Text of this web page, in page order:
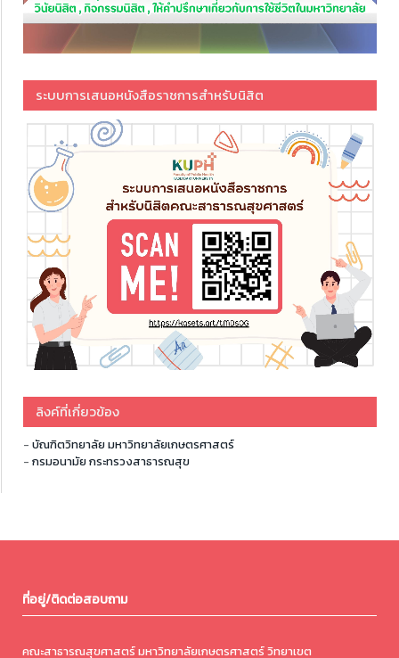
ระบบการเสนอหนังสือราชการสำหรับนิสิต
ลิงค์ที่เกี่ยวข้อง
- บัณฑิตวิทยาลัย มหาวิทยาลัยเกษตรศาสตร์
- กรมอนามัย กระทรวงสาธารณสุข
ที่อยู่/ติดต่อสอบถาม
คณะสาธารณสุขศาสตร์ มหาวิทยาลัยเกษตรศาสตร์ วิทยาเขต